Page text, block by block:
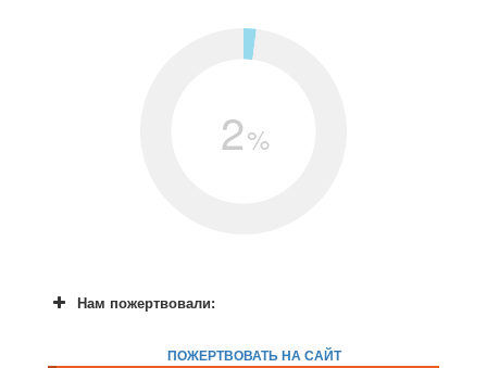
2%
Нам пожертвовали:
ПОЖЕРТВОВАТЬ НА САЙТ